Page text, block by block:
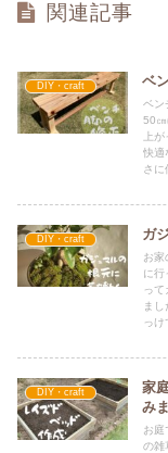
関連記事
DIY・craft ベ
ベン
50㎝
上
快適
さに
DIY・craft ガ
お家
に行
っ
ま
っけ
DIY・craft
家
み
お庭
の雑